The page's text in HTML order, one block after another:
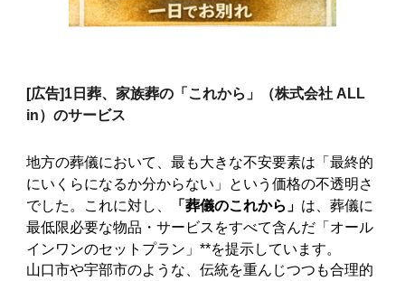
[広告]1日葬、家族葬の「これから」（株式会社 ALL
in）のサービス
地方の葬儀において、最も大きな不安要素は「最終的
にいくらになるか分からない」という価格の不透明さ
でした。これに対し、
「葬儀のこれから」 は、葬儀に
最低限必要な物品・サービスをすべて含んだ「オール
インワンのセットプラン」**を提示しています。
山口市や宇部市のような、伝統を重んじつつも合理的